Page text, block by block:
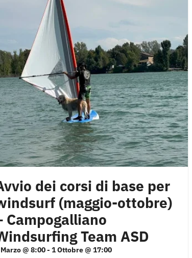
dei corsi di base per
(maggio-ottobre)
Campogalliano
Team ASD
@ 8:00-1 Ottobre @ 17:00